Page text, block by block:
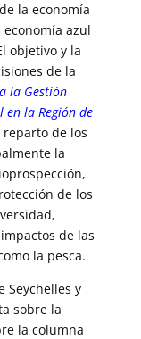
la economía
azul
objetivo y la
de la
la Gestión
la Región de
de los
la
de los
de las
la pesca.
Seychelles y
sobre la
la columna